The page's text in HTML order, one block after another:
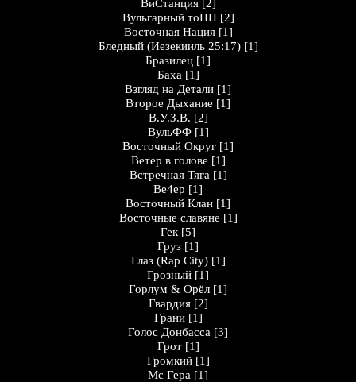
ВиСтанция [2]
Вульгарный тоНН [2]
Восточная Нация [1]
Бледный (Иезекииль 25:17) [1]
Бразилец [1]
Баха [1]
Взгляд на Детали [1]
Второе Дыхание [1]
В.У.З.В. [2]
ВульФФ [1]
Восточный Округ [1]
Ветер в голове [1]
Встречная Тяга [1]
Ве4ер [1]
Восточный Клан [1]
Восточные славяне [1]
Гек [5]
Груз [1]
Глаз (Rap City) [1]
Грозный [1]
Горлум & Орёл [1]
Гвардия [2]
Грани [1]
Голос Донбасса [3]
Грот [1]
Громкий [1]
Мс Гера [1]